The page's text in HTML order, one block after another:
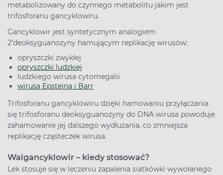
metabolizowany do czynnego metabolitu jakim jest
trifosforanu gancyklowiru.
Gancyklowir jest syntetycznym analogiem
2’deoksyguanozyny hamującym replikację wirusów:
opryszczki zwykłej
opryszczki ludzkiej
ludzkiego wirusa cytomegalii
wirusa Epsteina i Barr
Trifosforanu gancyklowiru dzięki hamowaniu przyłączania
się trifosforanu deoksyguanozyny do DNA wirusa powoduje
zahamowanie jej dalszego wydłużania, co zmniejsza
replikację cząsteczek wirusa.
Walgancyklowir – kiedy stosować?
Lek stosuje się w leczeniu zapalenia siatkówki wywołanego